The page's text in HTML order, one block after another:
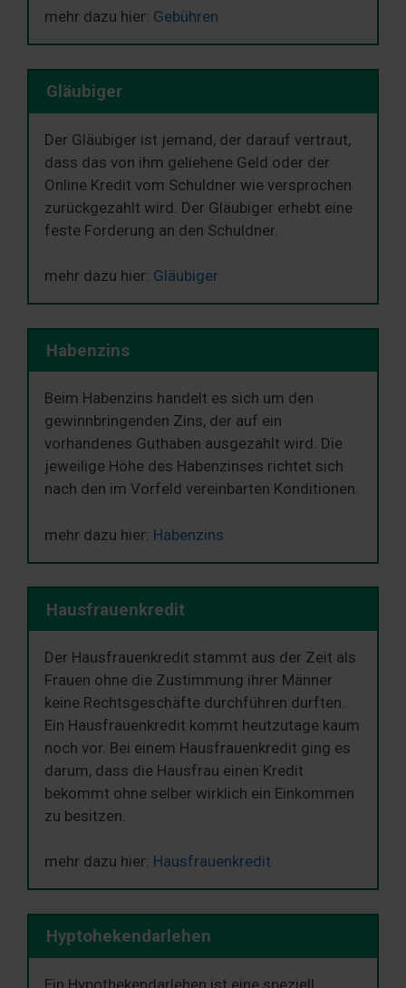
mehr dazu hier: Gebühren
Gläubiger
Der Gläubiger ist jemand, der darauf vertraut,
dass das von ihm geliehene Geld oder der
Online Kredit vom Schuldner wie versprochen
zurückgezahlt wird. Der Gläubiger erhebt eine
feste Forderung an den Schuldner.
mehr dazu hier: Gläubiger
Habenzins
Beim Habenzins handelt es sich um den
gewinnbringenden Zins, der auf ein
vorhandenes Guthaben ausgezahlt wird. Die
jeweilige Höhe des Habenzinses richtet sich
nach den im Vorfeld vereinbarten Konditionen.
mehr dazu hier: Habenzins
Hausfrauenkredit
Der Hausfrauenkredit stammt aus der Zeit als
Frauen ohne die Zustimmung ihrer Männer
keine Rechtsgeschäfte durchführen durften.
Ein Hausfrauenkredit kommt heutzutage kaum
noch vor. Bei einem Hausfrauenkredit ging es
darum, dass die Hausfrau einen Kredit
bekommt ohne selber wirklich ein Einkommen
zu besitzen.
mehr dazu hier: Hausfrauenkredit
Hyptohekendarlehen
Ein Hypothekendarlehen ist eine speziell